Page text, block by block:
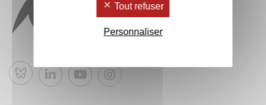
Bluesky
Tout refuser
Personnaliser